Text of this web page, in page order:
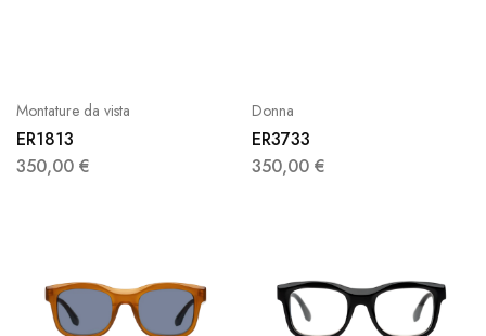
Montature da vista
ER1813
350,00 €
Donna
ER3733
350,00 €